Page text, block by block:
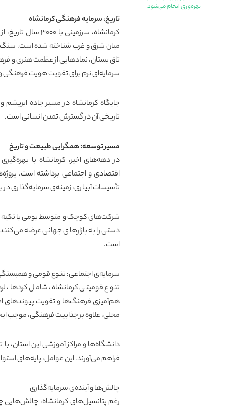
بهره‌وری انجام می‌شود
تاریخ، سرمایه‌ فرهنگی کرمانشاه
کرمانشاه،
میان شرق و غرب شناخته شده است.
تاق بستان، نمادهایی از عظمت هنری و
سرمایه‌ای نرم برای تقویت هویت
جایگاه کرمانشاه در مسیر جاده
تاریخی آن در گسترش تمدن انسانی است.
مسیر توسعه: همگرایی طبیعت و تاریخ
در دهه‌های اخیر، کرمانشاه با
اقتصادی و اجتماعی برداشته است.
تأسیسات آبیاری، زمینه‌ی سرمایه‌گذاری
شرکت‌های کوچک و متوسط بومی با تکیه
دستی را به بازارهای جهانی عرضه
است.
سرمایه‌ی اجتماعی: تنوع قومی و
تنوع قومیتی کرمانشاه، شامل کردها،
هم‌آمیزی فرهنگ‌ها و تقویت پیوندهای
محلی، علاوه بر جذابیت فرهنگی، موجب
دانشگاه‌ها و مراکز آموزشی این استان،
فراهم می‌آورند. این عوامل، پایه‌های
چالش‌ها و آینده‌ی سرمایه‌گذاری
رغم پتانسیل‌هایکرمانشاه، چالش‌هایی